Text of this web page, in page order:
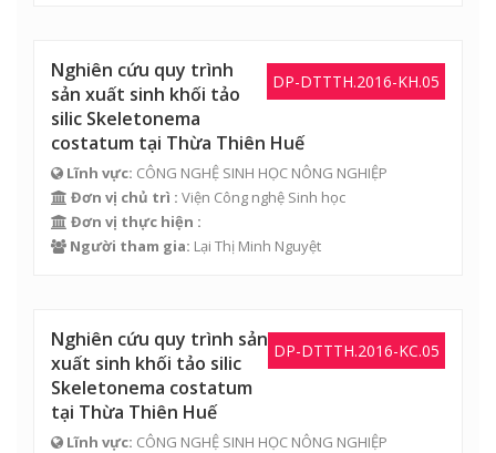
DP-DTTTH.2016-KH.05
Nghiên cứu quy trình
sản xuất sinh khối tảo
silic Skeletonema
costatum tại Thừa Thiên Huế
Lĩnh vực: CÔNG NGHỆ SINH HỌC NÔNG NGHIỆP
Đơn vị chủ trì : Viện Công nghệ Sinh học
Đơn vị thực hiện :
Người tham gia: Lại Thị Minh Nguyệt
DP-DTTTH.2016-KC.05
Nghiên cứu quy trình sản
xuất sinh khối tảo silic
Skeletonema costatum
tại Thừa Thiên Huế
Lĩnh vực: CÔNG NGHỆ SINH HỌC NÔNG NGHIỆP